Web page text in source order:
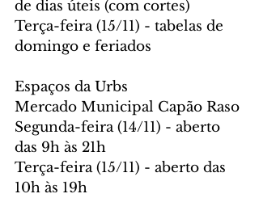
de dias úteis (com cortes)
Terça-feira (15/11) - tabelas de
domingo e feriados
Espaços da Urbs
Mercado Municipal Capão Raso
Segunda-feira (14/11) - aberto
das 9h às 21h
Terça-feira (15/11) - aberto das
10h às 19h